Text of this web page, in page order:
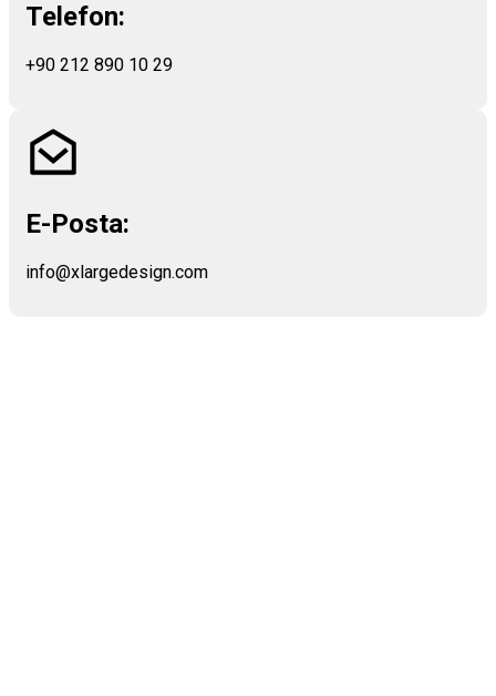
Telefon:
+90 212 890 10 29
E-Posta:
info@xlargedesign.com